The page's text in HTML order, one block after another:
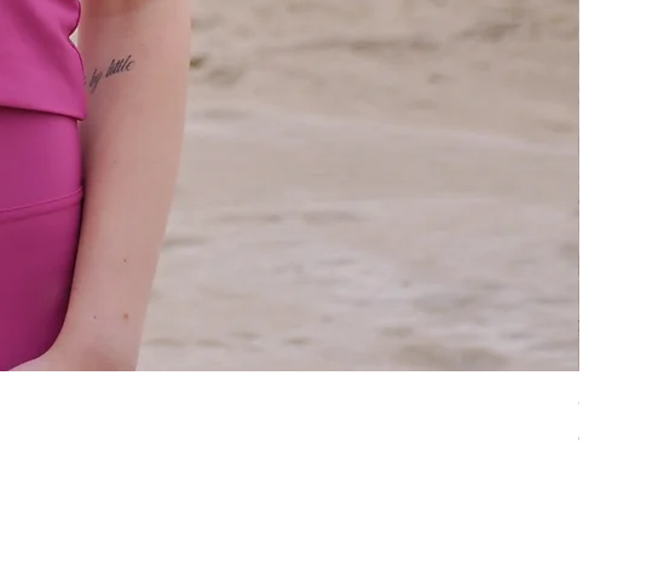
Crossed
Prezzo
65,00 €